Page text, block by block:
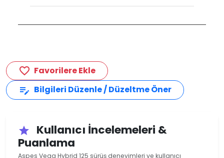
favorite_border Favorilere Ekle
edit_note Bilgileri Düzenle / Düzeltme Öner
star
Kullanıcı İncelemeleri &
Puanlama
Aspes Vega Hybrid 125 sürüş deneyimleri ve kullanıcı